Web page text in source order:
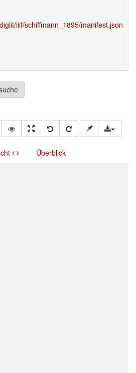
iiif/schiffmann_1895/manifest.json
Überblick